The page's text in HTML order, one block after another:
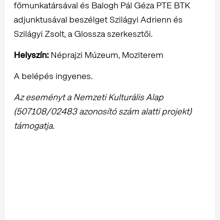
főmunkatársával és Balogh Pál Géza PTE BTK
adjunktusával beszélget Szilágyi Adrienn és
Szilágyi Zsolt, a Glossza szerkesztői.
Helyszín: Néprajzi Múzeum, Moziterem
A belépés ingyenes.
Az eseményt a Nemzeti Kulturális Alap
(507108/02483 azonosító szám alatti projekt)
támogatja.